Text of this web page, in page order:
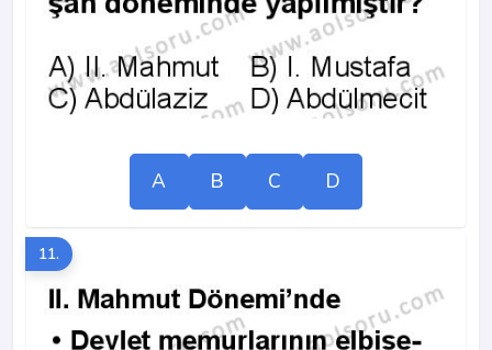
A B C D
11.